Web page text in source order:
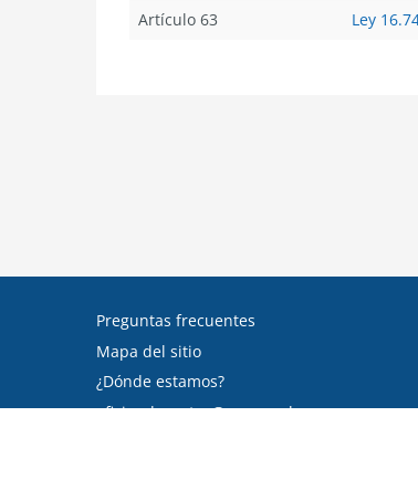
Artículo 63
Ley
Preguntas frecuentes
Mapa del sitio
¿Dónde estamos?
oficinadepartes@suseso.cl